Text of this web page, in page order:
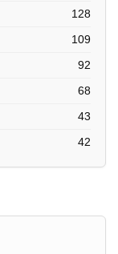
128
109
92
68
43
42